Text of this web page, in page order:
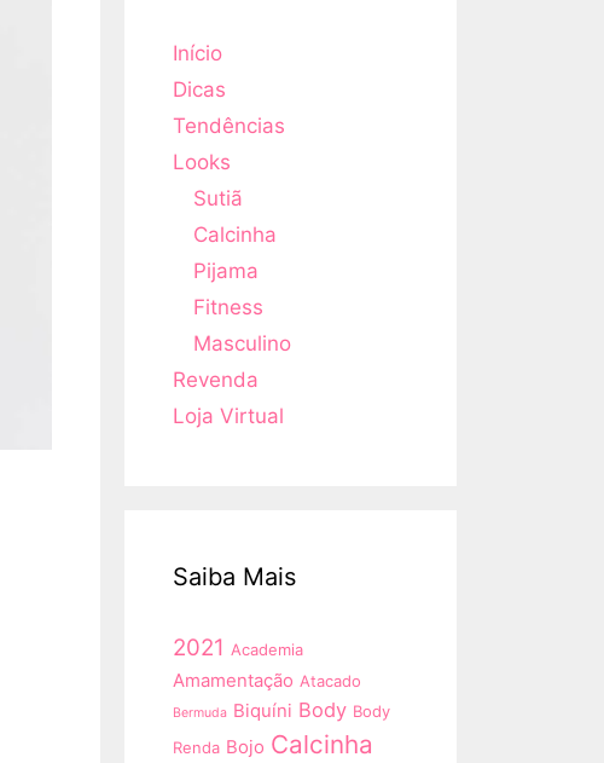
Início
Dicas
Tendências
Looks
Sutiã
Calcinha
Pijama
Fitness
Masculino
Revenda
Loja Virtual
Saiba Mais
2021 Academia
Amamentação Atacado
Bermuda Biquíni Body Body
Renda Bojo Calcinha